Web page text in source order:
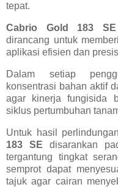
tepat.
Cabrio Gold 183
dirancang untuk
aplikasi efisien dan
Dalam setiap
konsentrasi bahan aktif
agar kinerja fungisida
siklus pertumbuhan
Untuk hasil
183 SE disarankan
tergantung tingkat
semprot dapat
tajuk agar cairan